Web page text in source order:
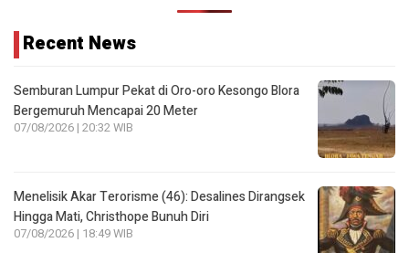
Recent News
Semburan Lumpur Pekat di Oro-oro Kesongo Blora
Bergemuruh Mencapai 20 Meter
07/08/2026 | 20:32 WIB
Menelisik Akar Terorisme (46): Desalines Dirangsek
Hingga Mati, Christhope Bunuh Diri
07/08/2026 | 18:49 WIB